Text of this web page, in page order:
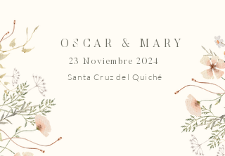
OSCAR & MARY
23 Noviembre 2024
Santa Cruz del Quiché